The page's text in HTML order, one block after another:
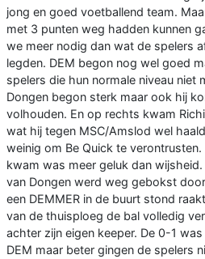
jong en goed voetballend team.
met 3 punten weg hadden kunnen
we meer nodig dan wat de spelers
legden. DEM begon nog wel goed
spelers die hun normale niveau niet
Dongen begon sterk maar ook hij
volhouden. En op rechts kwam
wat hij tegen MSC/Amslod wel
weinig om Be Quick te
kwam was meer geluk dan
van Dongen werd weg gebokst
een DEMMER in de buurt stond
van de thuisploeg de bal volledig
achter zijn eigen keeper. De 0-1
DEM maar beter gingen de spelers